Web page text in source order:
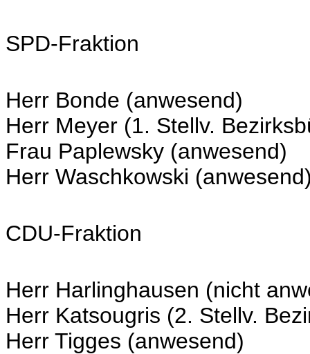
SPD-Fraktion
Herr Bonde (anwesend)
Herr Meyer (1. Stellv.
Frau Paplewsky (anwesend)
Herr Waschkowski
CDU-Fraktion
Herr Harlinghausen (nicht
Herr Katsougris (2. Stellv.
Herr Tigges (anwesend)